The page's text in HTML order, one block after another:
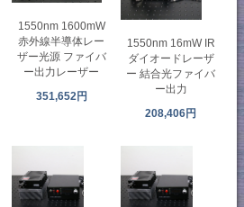
1550nm 1600mW
赤外線半導体レー
ザー光源 ファイバ
ー出力レーザー
351,652円
1550nm 16mW IR
ダイオードレーザ
ー 結合光ファイバ
ー出力
208,406円